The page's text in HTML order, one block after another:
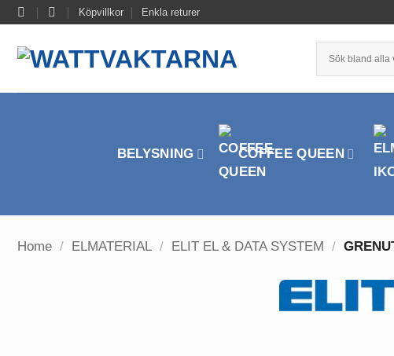
Skip
to
content
Köpvillkor Enkla returer
BELYSNING COFFEE QUEEN
Home / ELMATERIAL / ELIT EL & DATA SYSTEM /